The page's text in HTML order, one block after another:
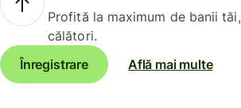
Profită la maximum de banii
călători.
Înregistrare
Află mai multe